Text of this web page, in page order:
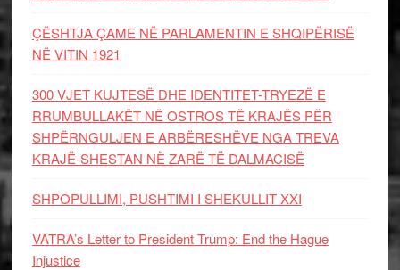
ÇËSHTJA ÇAME NË PARLAMENTIN E SHQIPËRISË
NË VITIN 1921
300 VJET KUJTESË DHE IDENTITET-TRYEZË E
RRUMBULLAKËT NË OSTROS TË KRAJËS PËR
SHPËRNGULJEN E ARBËRESHËVE NGA TREVA
KRAJË-SHESTAN NË ZARË TË DALMACISË
SHPOPULLIMI, PUSHTIMI I SHEKULLIT XXI
VATRA’s Letter to President Trump: End the Hague
Injustice